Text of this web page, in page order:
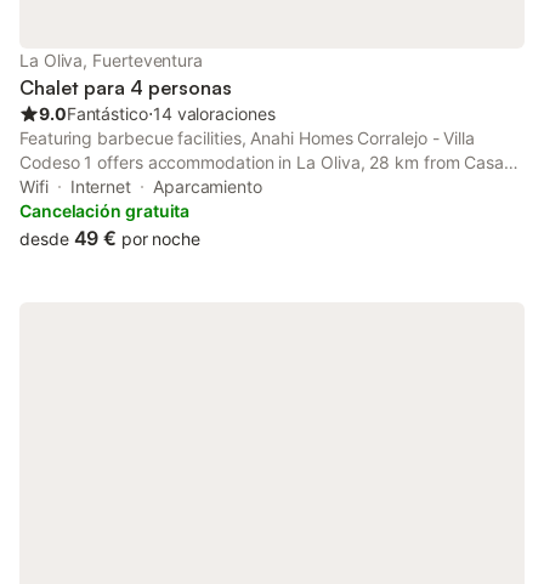
La Oliva, Fuerteventura
Chalet para 4 personas
9.0Fantástico⋅14 valoraciones
Featuring barbecue facilities, Anahi Homes Corralejo - Villa
Codeso 1 offers accommodation in La Oliva, 28 km from Casa
Museo Unamuno Fuerteventura and 43 km from Fuerteventura
Golf Club.
Wifi Internet
Aparcamiento
Cancelación gratuita
desde 49 € por noche